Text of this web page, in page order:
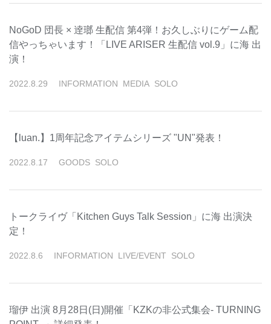
NoGoD 団長 × 逹瑯 生配信 第4弾！お久しぶりにゲーム配
信やっちゃいます！「LIVE ARISER 生配信 vol.9」に海 出
演！
2022 8 29 INFORMATION MEDIA SOLO
【luan.】1周年記念アイテムシリーズ "UN"発表！
2022 8 17 GOODS SOLO
トークライヴ「Kitchen Guys Talk Session」に海 出演決
定！
2022 8 6 INFORMATION LIVE/EVENT SOLO
瑠伊 出演 8月28日(日)開催「KZKの非公式集会- TURNING